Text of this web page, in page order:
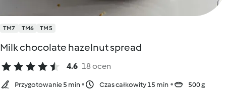
TM7 TM6 TM5
Milk chocolate hazelnut spread
4.6 18 ocen
Przygotowanie 5 min Czas całkowity 15 min 500 g